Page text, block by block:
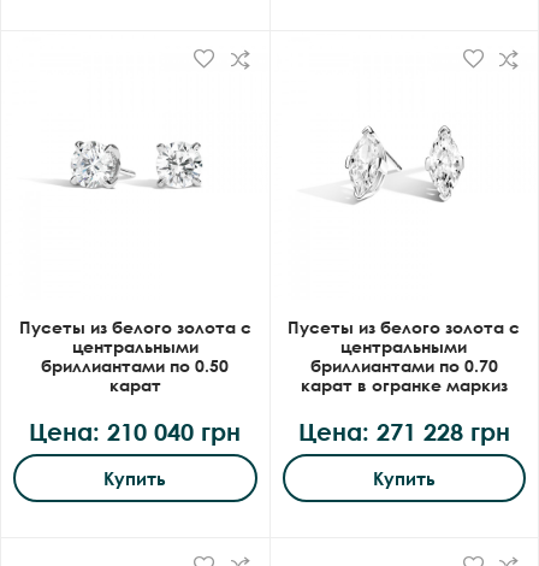
Пусеты из белого золота с
центральными
бриллиантами по 0.50
карат
Цена: 210 040 грн
Купить
Пусеты из белого золота с
центральными
бриллиантами по 0.70
карат в огранке маркиз
Цена: 271 228 грн
Купить